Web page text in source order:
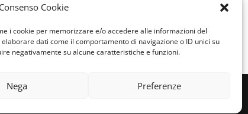
Cookie
i cookie per memorizzare e/o accedere alle informazioni del
dati come il comportamento di navigazione o ID unici su
negativamente su alcune caratteristiche e funzioni.
Nega Preferenze
di locazione se il cane del
continuamente
byGenesi.it
Cookie